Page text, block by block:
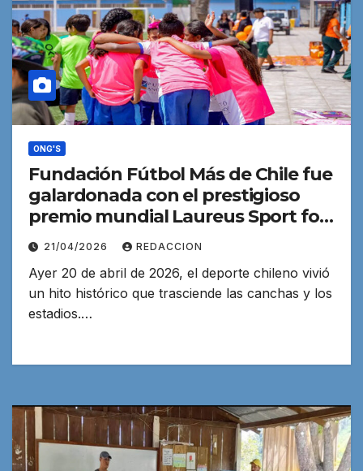
ONG'S
Fundación Fútbol Más de Chile fue
galardonada con el prestigioso
premio mundial Laureus Sport for
Good
21/04/2026 REDACCION
Ayer 20 de abril de 2026, el deporte chileno vivió
un hito histórico que trasciende las canchas y los
estadios.…